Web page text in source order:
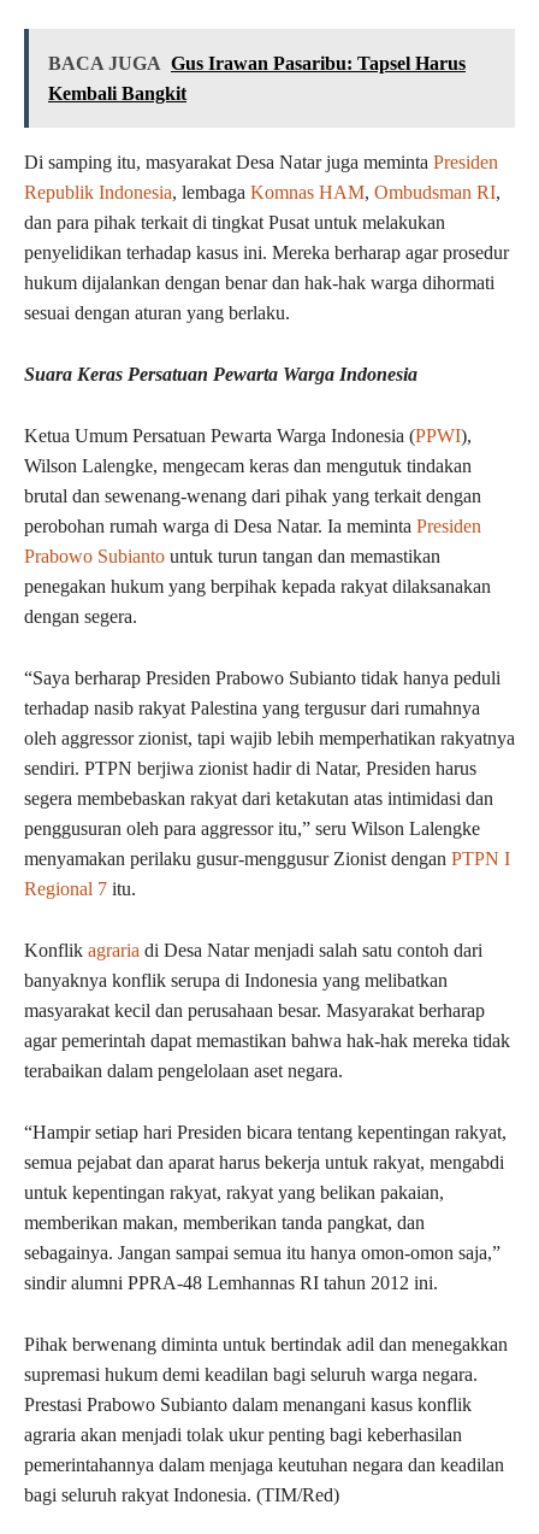
BACA JUGA Gus Irawan Pasaribu: Tapsel Harus
Kembali Bangkit
Di samping itu, masyarakat Desa Natar juga meminta Presiden
Republik Indonesia, lembaga Komnas HAM, Ombudsman RI,
dan para pihak terkait di tingkat Pusat untuk melakukan
penyelidikan terhadap kasus ini. Mereka berharap agar prosedur
hukum dijalankan dengan benar dan hak-hak warga dihormati
sesuai dengan aturan yang berlaku.
Suara Keras Persatuan Pewarta Warga Indonesia
Ketua Umum Persatuan Pewarta Warga Indonesia (PPWI),
Wilson Lalengke, mengecam keras dan mengutuk tindakan
brutal dan sewenang-wenang dari pihak yang terkait dengan
perobohan rumah warga di Desa Natar. Ia meminta Presiden
Prabowo Subianto untuk turun tangan dan memastikan
penegakan hukum yang berpihak kepada rakyat dilaksanakan
dengan segera.
“Saya berharap Presiden Prabowo Subianto tidak hanya peduli
terhadap nasib rakyat Palestina yang tergusur dari rumahnya
oleh aggressor zionist, tapi wajib lebih memperhatikan rakyatnya
sendiri. PTPN berjiwa zionist hadir di Natar, Presiden harus
segera membebaskan rakyat dari ketakutan atas intimidasi dan
penggusuran oleh para aggressor itu,” seru Wilson Lalengke
menyamakan perilaku gusur-menggusur Zionist dengan PTPN I
Regional 7 itu.
Konflik agraria di Desa Natar menjadi salah satu contoh dari
banyaknya konflik serupa di Indonesia yang melibatkan
masyarakat kecil dan perusahaan besar. Masyarakat berharap
agar pemerintah dapat memastikan bahwa hak-hak mereka tidak
terabaikan dalam pengelolaan aset negara.
“Hampir setiap hari Presiden bicara tentang kepentingan rakyat,
semua pejabat dan aparat harus bekerja untuk rakyat, mengabdi
untuk kepentingan rakyat, rakyat yang belikan pakaian,
memberikan makan, memberikan tanda pangkat, dan
sebagainya. Jangan sampai semua itu hanya omon-omon saja,”
sindir alumni PPRA-48 Lemhannas RI tahun 2012 ini.
Pihak berwenang diminta untuk bertindak adil dan menegakkan
supremasi hukum demi keadilan bagi seluruh warga negara.
Prestasi Prabowo Subianto dalam menangani kasus konflik
agraria akan menjadi tolak ukur penting bagi keberhasilan
pemerintahannya dalam menjaga keutuhan negara dan keadilan
bagi seluruh rakyat Indonesia. (TIM/Red)